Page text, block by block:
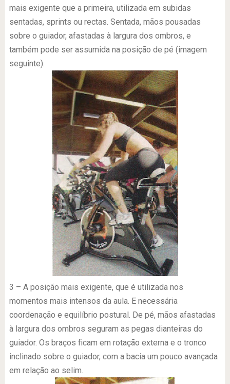
mais exigente que a primeira, utilizada em subidas
sentadas, sprints ou rectas. Sentada, mãos pousadas
sobre o guiador, afastadas à largura dos ombros, e
também pode ser assumida na posição de pé (imagem
seguinte).
3 – A posição mais exigente, que é utilizada nos
momentos mais intensos da aula. E necessária
coordenação e equilíbrio postural. De pé, mãos afastadas
à largura dos ombros seguram as pegas dianteiras do
guiador. Os braços ficam em rotação externa e o tronco
inclinado sobre o guiador, com a bacia um pouco avançada
em relação ao selim.